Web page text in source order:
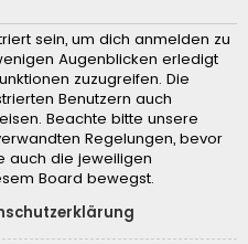
sein, um dich anmelden zu
Augenblicken erledigt
zuzugreifen. Die
Benutzern auch
Beachte bitte unsere
Regelungen, bevor
auch die jeweiligen
Board bewegst.